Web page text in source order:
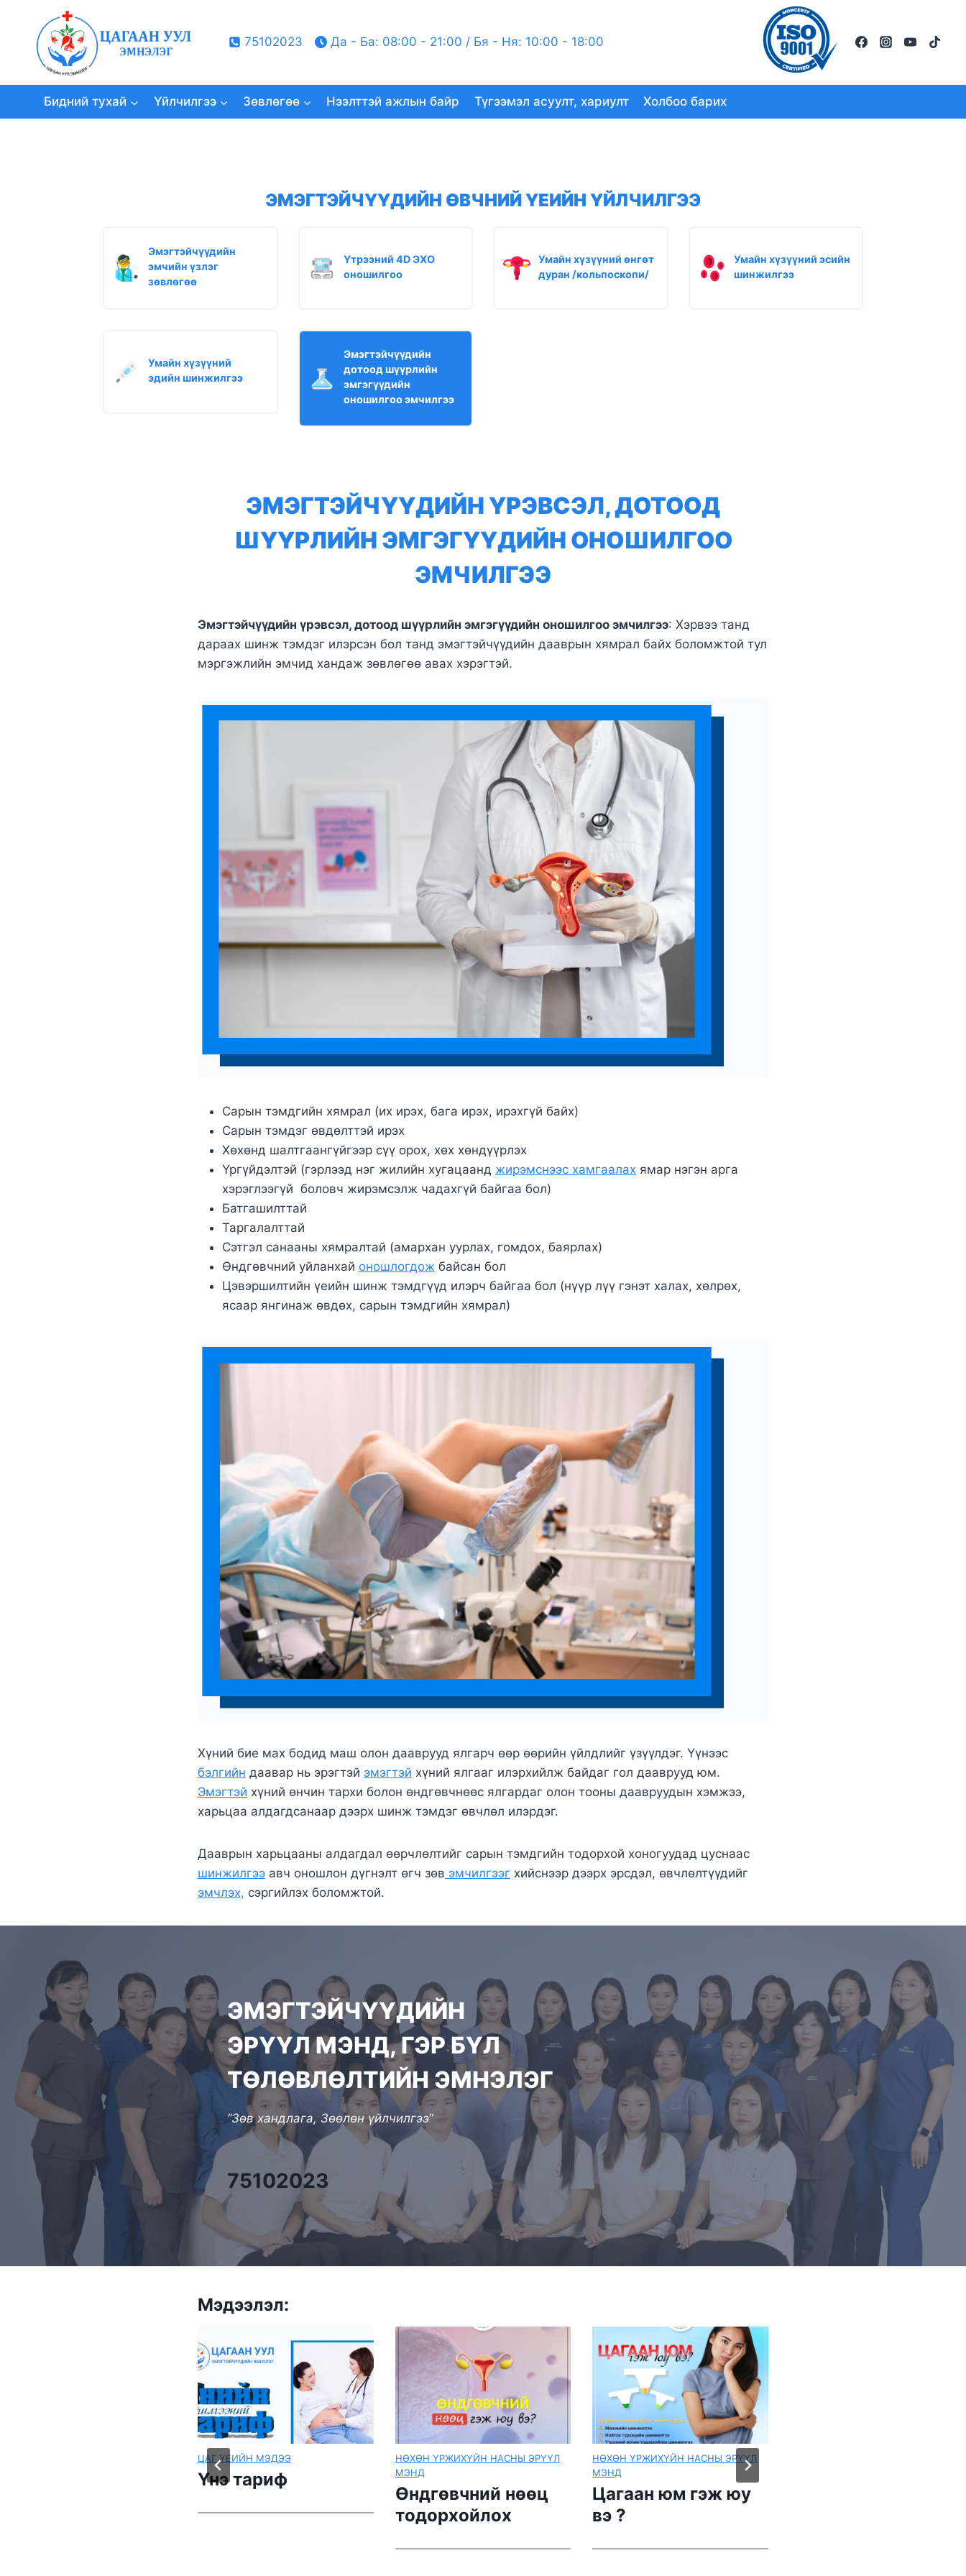
content
75102023 Да - Ба: 08:00 - 21:00 / Бя - Ня: 10:00 - 18:00
Бидний тухай Үйлчилгээ Зөвлөгөө Нээлттэй ажлын байр Түгээмэл асуулт, хариулт Холбоо барих
ЭМЭГТЭЙЧҮҮДИЙН ӨВЧНИЙ ҮЕИЙН ҮЙЛЧИЛГЭЭ
Эмэгтэйчүүдийн
эмчийн үзлэг
зөвлөгөө
Үтрээний 4D ЭХО
оношилгоо
Умайн хүзүүний өнгөт
дуран /кольпоскопи/
Умайн хүзүүний эсийн
шинжилгээ
Умайн хүзүүний
эдийн шинжилгээ
Эмэгтэйчүүдийн
дотоод шүүрлийн
эмгэгүүдийн
оношилгоо эмчилгээ
ЭМЭГТЭЙЧҮҮДИЙН ҮРЭВСЭЛ, ДОТООД
ШҮҮРЛИЙН ЭМГЭГҮҮДИЙН ОНОШИЛГОО
ЭМЧИЛГЭЭ
Эмэгтэйчүүдийн үрэвсэл, дотоод шүүрлийн эмгэгүүдийн оношилгоо эмчилгээ: Хэрвээ танд
дараах шинж тэмдэг илэрсэн бол танд эмэгтэйчүүдийн дааврын хямрал байх боломжтой тул
мэргэжлийн эмчид хандаж зөвлөгөө авах хэрэгтэй.
Сарын тэмдгийн хямрал (их ирэх, бага ирэх, ирэхгүй байх)
Сарын тэмдэг өвдөлттэй ирэх
Хөхөнд шалтгаангүйгээр сүү орох, хөх хөндүүрлэх
Үргүйдэлтэй (гэрлээд нэг жилийн хугацаанд жирэмснээс хамгаалах ямар нэгэн арга
хэрэглээгүй боловч жирэмсэлж чадахгүй байгаа бол)
Батгашилттай
Таргалалттай
Сэтгэл санааны хямралтай (амархан уурлах, гомдох, баярлах)
Өндгөвчний уйланхай оношлогдож байсан бол
Цэвэршилтийн үеийн шинж тэмдгүүд илэрч байгаа бол (нүүр лүү гэнэт халах, хөлрөх,
ясаар янгинаж өвдөх, сарын тэмдгийн хямрал)
Хүний бие мах бодид маш олон дааврууд ялгарч өөр өөрийн үйлдлийг үзүүлдэг. Үүнээс
бэлгийн даавар нь эрэгтэй эмэгтэй хүний ялгааг илэрхийлж байдаг гол дааврууд юм.
Эмэгтэй хүний өнчин тархи болон өндгөвчнөөс ялгардаг олон тооны даавруудын хэмжээ,
харьцаа алдагдсанаар дээрх шинж тэмдэг өвчлөл илэрдэг.
Дааврын харьцааны алдагдал өөрчлөлтийг сарын тэмдгийн тодорхой хоногуудад цуснаас
шинжилгээ авч оношлон дүгнэлт өгч зөв эмчилгээг хийснээр дээрх эрсдэл, өвчлөлтүүдийг
эмчлэх, сэргийлэх боломжтой.
ЭМЭГТЭЙЧҮҮДИЙН
ЭРҮҮЛ МЭНД, ГЭР БҮЛ
ТӨЛӨВЛӨЛТИЙН ЭМНЭЛЭГ
“Зөв хандлага, Зөөлөн үйлчилгээ“
75102023
Мэдээлэл:
НӨХӨН ҮРЖИХҮЙН НАСНЫ ЭРҮҮЛ
МЭНД
Өндгөвчний нөөц
тодорхойлох
НӨХӨН ҮРЖИХҮЙН НАСНЫ ЭРҮҮЛ
МЭНД
Цагаан юм гэж юу
вэ ?
ЦАГ ҮЕИЙН МЭДЭЭ
Хэрэглэж дууссан
батерейгаа
(Battery) ахуйн
хогтой хамт битгий